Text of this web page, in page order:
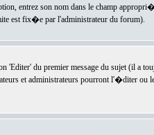
entrez son nom dans le champ
est fix�e par l'administrateur du forum).
du premier message du sujet (il a
et administrateurs pourront l'�diter ou